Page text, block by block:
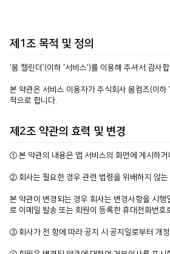
제1조 목적 및 정의
‘봄 캘린더’(이하 ‘서비스’)를 이용해 주셔서 감사합
본 약관은 서비스 이용자가 주식회사 봄컴즈(이하
적으로 합니다.
제2조 약관의 효력 및 변경
① 본 약관의 내용은 앱 서비스의 화면에 게시하
② 회사는 필요한 경우 관련 법령을 위배하지 않
본 약관이 변경되는 경우 회사는 변경사항을 시
로 이메일 발송 또는 회원이 등록한 휴대전화번
③ 회사가 전 항에 따라 공지 시 공지일로부터 개